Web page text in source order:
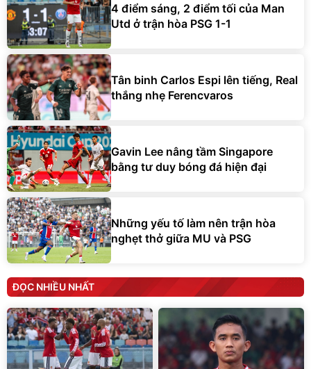
4 điểm sáng, 2 điểm tối của Man
Utd ở trận hòa PSG 1-1
Tân binh Carlos Espi lên tiếng, Real
thắng nhẹ Ferencvaros
Gavin Lee nâng tầm Singapore
bằng tư duy bóng đá hiện đại
Những yếu tố làm nên trận hòa
nghẹt thở giữa MU và PSG
ĐỌC NHIỀU NHẤT